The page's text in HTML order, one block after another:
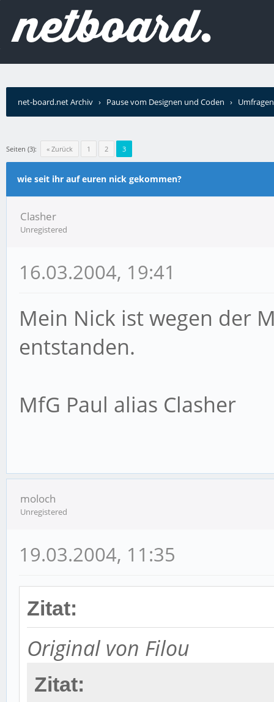
net-board.net Archiv › Pause vom Designen und Coden › Umfragen
Seiten (3): « Zurück 1 2 3
wie seit ihr auf euren nick gekommen?
Clasher
Unregistered
16.03.2004, 19:41
Mein Nick ist wegen der
entstanden.
MfG Paul alias Clasher
moloch
Unregistered
19.03.2004, 11:35
Zitat:
Original von Filou
Zitat: